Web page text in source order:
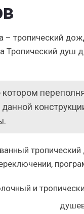
тропический
Тропический душ